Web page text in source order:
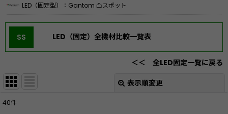
LED（固定型）：Gantom 凸スポット
SS LED（固定）全機材比較一覧表
＜＜ 全LED固定一覧に戻る
表示順変更
40件